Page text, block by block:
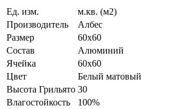
Ед. изм.
м.кв. (м2)
Производитель
Албес
Размер
60x60
Состав
Алюминий
Ячейка
60х60
Цвет
Белый матовый
Высота Грильято 30
Влагостойкость
100%